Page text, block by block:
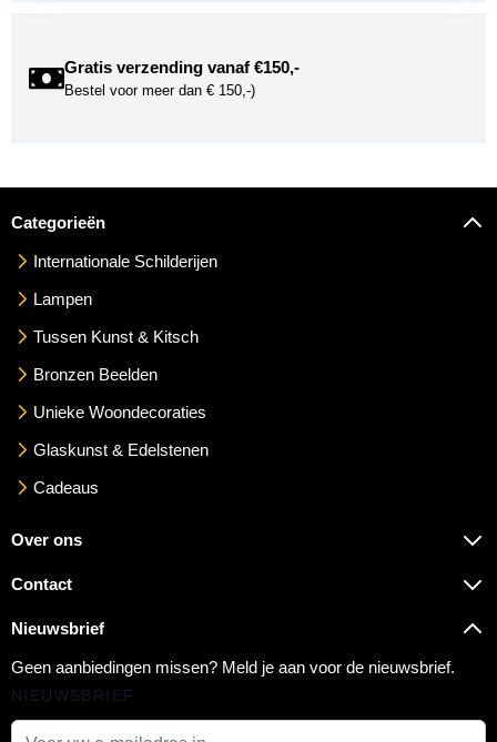
Gratis verzending vanaf €150,-
Bestel voor meer dan € 150,-)
Categorieën
Internationale Schilderijen
Lampen
Tussen Kunst & Kitsch
Bronzen Beelden
Unieke Woondecoraties
Glaskunst & Edelstenen
Cadeaus
Over ons
Contact
Nieuwsbrief
Geen aanbiedingen missen? Meld je aan voor de nieuwsbrief.
NIEUWSBRIEF